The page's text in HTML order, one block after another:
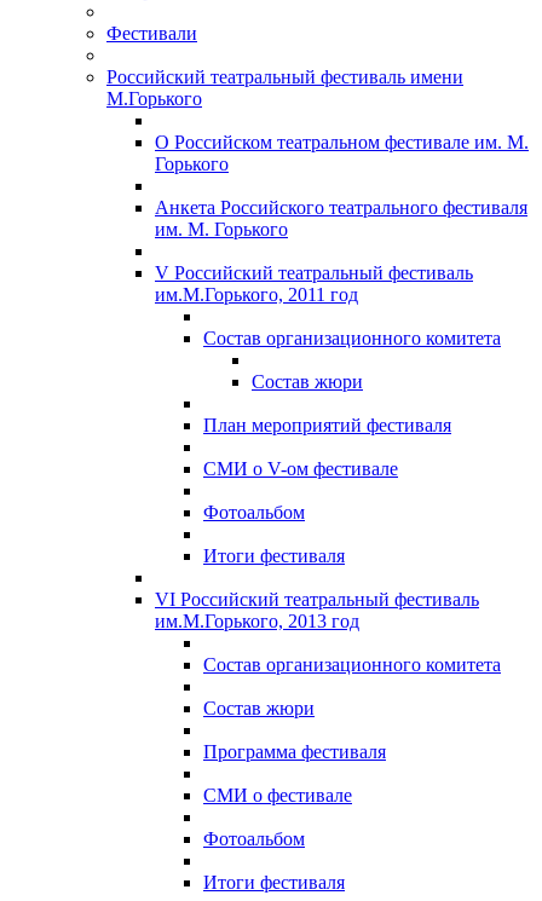
Фестивали
Российский театральный фестиваль имени
М.Горького
О Российском театральном фестивале им. М.
Горького
Анкета Российского театрального фестиваля
им. М. Горького
V Российский театральный фестиваль
им.М.Горького, 2011 год
Состав организационного комитета
Состав жюри
План мероприятий фестиваля
СМИ о V-ом фестивале
Фотоальбом
Итоги фестиваля
VI Российский театральный фестиваль
им.М.Горького, 2013 год
Состав организационного комитета
Состав жюри
Программа фестиваля
СМИ о фестивале
Фотоальбом
Итоги фестиваля